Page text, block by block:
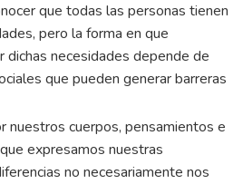
que todas las personas tienen
pero la forma en que
dichas necesidades depende de
que pueden generar barreras
nuestros cuerpos, pensamientos e
expresamos nuestras
no necesariamente nos